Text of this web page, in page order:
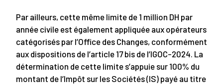
Par ailleurs, cette même limite de 1 million DH par
année civile est également appliquée aux opérateurs
catégorisés par l’Office des Changes, conformément
aux dispositions de l’article 17 bis de l’IGOC-2024. La
détermination de cette limite s’appuie sur 100% du
montant de l’Impôt sur les Sociétés (IS) payé au titre